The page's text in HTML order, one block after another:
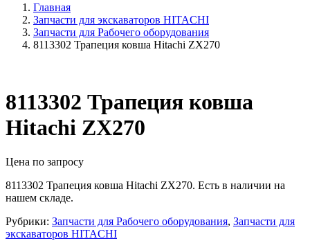
Главная
Запчасти для экскаваторов HITACHI
Запчасти для Рабочего оборудования
8113302 Трапеция ковша Hitachi ZX270
8113302 Трапеция ковша
Hitachi ZX270
Цена по запросу
8113302 Трапеция ковша Hitachi ZX270. Есть в наличии на
нашем складе.
Рубрики: Запчасти для Рабочего оборудования, Запчасти для
экскаваторов HITACHI